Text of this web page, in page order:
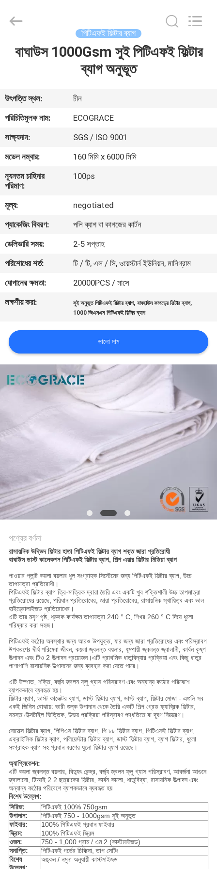
বাড়ি
আমাদের
সম্পর্কে
কারখানা
ভ্রমণ
মান
নিয়ন্ত্রণ
যোগাযোগ
করুন
খবর
উদ্ধৃতির
জন্য
আবেদন
ম্যাপ
PRIVACY
POLICY
Copyright
ZHEJIANG
পিটিএফই ফিল্টার ব্যাগ
বাঘাউস 1000Gsm সুই পিটিএফই ফিল্টার
ব্যাগ অনুভূত
উৎপত্তি স্থল:
চীন
পরিচিতিমুলক নাম:
ECOGRACE
সাক্ষ্যদান:
SGS / ISO 9001
মডেল নম্বার:
160 মিমি x 6000 মিমি
ন্যূনতম চাহিদার
পরিমাণ:
100ps
মূল্য:
negotiated
প্যাকেজিং বিবরণ:
পলি ব্যাগ বা কাগজের কার্টন
ডেলিভারি সময়:
2-5 সপ্তাহ
পরিশোধের শর্ত:
টি / টি, এল / সি, ওয়েস্টার্ন ইউনিয়ন, মানিগ্রাম
যোগানের ক্ষমতা:
20000PCS / মাসে
লক্ষণীয় করা:
সুই অনুভূত পিটিএফই ফিল্টার ব্যাগ,বাঘহাউস কাপড়ের ফিল্টার ব্যাগ,
1000 জিএসএম পিটিএফই ফিল্টার ব্যাগ
ভালো দাম
পণ্যের বর্ণনা
রাসায়নিক উদ্ভিদ ফিল্টার হাতা পিটিএফই ফিল্টার ব্যাগ শক্ত জারা প্রতিরোধী
বাঘাউস ডাস্ট কালেকশন পিটিএফই ফিল্টার ব্যাগ, শিল্প এয়ার ফিল্টার মিডিয়া ব্যাগ
পাওয়ার প্লান্ট কয়লা বয়লার ধুল সংগ্রাহক সিস্টেমের জন্য পিটিএফই ফিল্টার ব্যাগ, উচ্চ
তাপমাত্রা প্রতিরোধী।
পিটিএফই ফিল্টার ব্যাগ ত্রি-মাত্রিক দ্বারা তৈরি এবং একটি খুব শক্তিশালী উচ্চ তাপমাত্রা
প্রতিরোধের রয়েছে, পরিধান প্রতিরোধের, জারা প্রতিরোধের, রাসায়নিক স্থায়িত্ব এবং ভাল
হাইড্রোলাইজড প্রতিরোধের।
এটি তার মসৃণ পৃষ্ঠ, ধ্রুবক কার্যক্ষম তাপমাত্রা 240 ° C, শিখর 260 ° C দিয়ে ধুলো
পরিষ্কার করা সহজ।
পিটিএফই কঠোর অবস্থার জন্য আরও উপযুক্ত, যার জন্য জারা প্রতিরোধের এবং পরিস্রাবণ
উপকরণের দীর্ঘ পরিষেবা জীবন, কয়লা জ্বলন্ত বয়লার, ধূমপায়ী জ্বলন্ত জ্বালানী, কার্বন কৃষ্ণ
উত্পাদন এবং টিও 2 উত্পাদন প্রয়োজন।এটি প্রাথমিক ধাতুবিদ্যার প্রক্রিয়া এবং কিছু ধাতুর
পাশাপাশি রাসায়নিক উত্পাদনের জন্য ব্যবহার করা যেতে পারে।
এটি ইস্পাত, শক্তি, বর্জ্য জ্বলন ফ্লু গ্যাস পরিস্রাবণ এবং অন্যান্য কঠোর পরিবেশে
ব্যাপকভাবে ব্যবহৃত হয়।
ফিল্টার ব্যাগ, ডাস্ট কালেক্টর ব্যাগ, ডাস্ট ফিল্টার ব্যাগ, ডাস্ট ব্যাগ, ফিল্টার মোজা - এগুলি সব
একই জিনিস বোঝায়: ভারী শুল্ক উপাদান থেকে তৈরি একটি শিল্প গ্রেড ফ্যাব্রিক ফিল্টার,
সমস্ত টেক্সটাইল ভিত্তিক, উভয় প্রক্রিয়া পরিস্রাবণ পদ্ধতিতে বা দূষণ নিয়ন্ত্রণ।
নোমেক্স ফিল্টার ব্যাগ, পিপিএস ফিল্টার ব্যাগ, পি ৮৮ ফিল্টার ব্যাগ, পিটিএফই ফিল্টার ব্যাগ,
এক্রাইলিক ফিল্টার ব্যাগ, পলিয়েস্টার ফিল্টার ব্যাগ, ডাস্ট ফিল্টার ব্যাগ, ব্যাগ ফিল্টার, ধুলো
সংগ্রাহক ব্যাগ সহ প্রধান ধরণের ধুলো ফিল্টার ব্যাগ রয়েছে।
অ্যাপ্লিকেশন:
এটি কয়লা জ্বলন্ত বয়লার, বিদ্যুৎ কেন্দ্র, বর্জ্য জ্বলন ফ্লু গ্যাস পরিস্রাবণ, আবর্জনা আগুনে
জ্বালানো, টিআই 2 2 ছত্রাকের ফিল্টার, কার্বন কালো, ধাতুবিদ্যা, রাসায়নিক উত্পাদন এবং
অন্যান্য কঠোর পরিবেশে ব্যাপকভাবে ব্যবহৃত হয়
বিশেষ উল্লেখ:
সিরিজ:
পিটিএফই 100% 750gsm
উপাদান:
পিটিএফই 750 - 1000gsm সুই অনুভূত
ফাইবার:
100% পিটিএফই প্রধান ফাইবার
স্ক্রিম:
100% পিটিএফই স্ক্রিম
ওজন:
750 - 1,000 গ্রাম / এম 2 (কাস্টমাইজড)
সমাপ্তি:
পিটিএফই গর্ভের চিকিত্সা, তাপ সেটিং
বিশেষ
অঙ্কন / নমুনা অনুযায়ী কাস্টমাইজড